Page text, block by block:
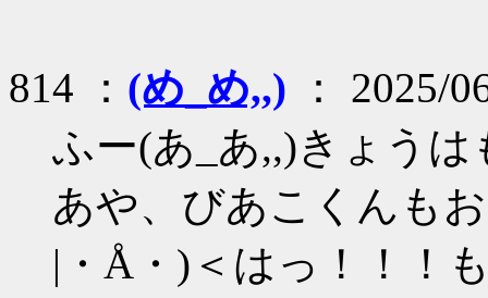
814 ： (め_め,,) ： 2025/
ふー(あ_あ,,)きょう
あや、びあこくんも
|・Å・)＜はっ！！！